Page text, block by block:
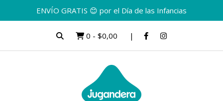
ENVÍO GRATIS 😊 por el Día de las Infancias
0 - $0,00